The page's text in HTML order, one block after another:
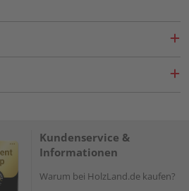
Kundenservice &
Informationen
Warum bei HolzLand.de kaufen?